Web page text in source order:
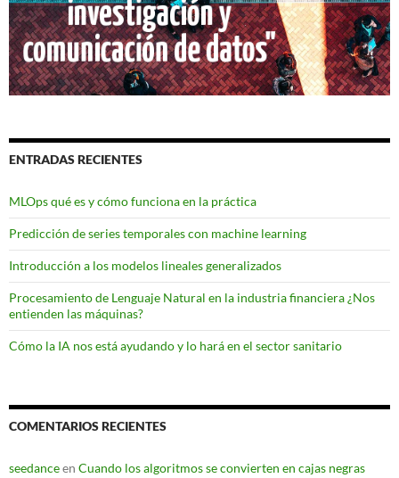
ENTRADAS RECIENTES
MLOps qué es y cómo funciona en la práctica
Predicción de series temporales con machine learning
Introducción a los modelos lineales generalizados
Procesamiento de Lenguaje Natural en la industria financiera ¿Nos
entienden las máquinas?
Cómo la IA nos está ayudando y lo hará en el sector sanitario
COMENTARIOS RECIENTES
seedanceen Cuando los algoritmos se convierten en cajas negras